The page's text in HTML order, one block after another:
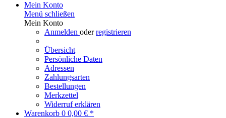
Mein Konto
Menü schließen
Mein Konto
Anmelden oderregistrieren
Übersicht
Persönliche Daten
Adressen
Zahlungsarten
Bestellungen
Merkzettel
Widerruf erklären
Warenkorb 0 0,00 € *